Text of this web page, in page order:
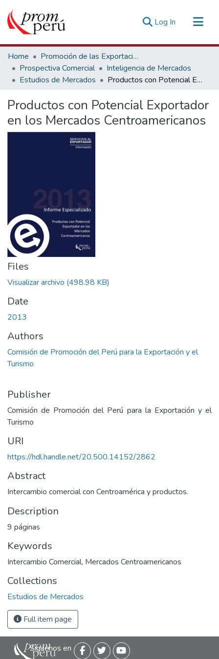
Log In (current)
Communities & Collections
All of DSpace
Statistics
Home
Promoción de las Exportaciones
Prospectiva Comercial
Inteligencia de Mercados
Estudios de Mercados
Productos con Potencial Exportador en los Mercados Centroamericanos
Productos con Potencial Exportador
en los Mercados Centroamericanos
Files
Visualizar archivo (498.98 KB)
Date
2013
Authors
Comisión de Promoción del Perú para la Exportación y el
Turismo
Publisher
Comisión de Promoción del Perú para la Exportación y el
Turismo
URI
https://hdl.handle.net/20.500.14152/2862
Abstract
Intercambio comercial con Centroamérica y productos.
Description
9 páginas
Keywords
Intercambio Comercial, Mercados Centroamericanos
Collections
Estudios de Mercados
Full item page
Siguenos en